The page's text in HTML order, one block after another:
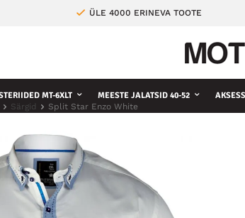
ÜLE 4000 ERINEVA TOOTE
MT-6XLT MEESTE JALATSID 40-52
Särgid Split Star Enzo White